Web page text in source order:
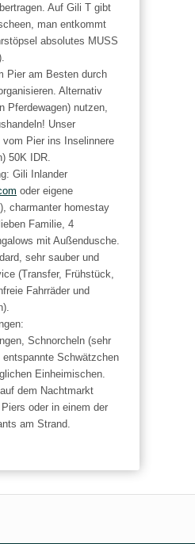
Auf Gili T gibt
man entkommt
absolutes MUSS
Pier am Besten durch
Alternativ
Pferdewagen) nutzen,
Unser
vom Pier ins Inselinnere
50K IDR.
Gili Inlander
oder eigene
charmanter homestay
Familie, 4
mit Außendusche.
sehr sauber und
(Transfer, Frühstück,
Fahrräder und
Schnorcheln (sehr
entspannte Schwätzchen
Einheimischen.
dem Nachtmarkt
oder in einem der
am Strand.